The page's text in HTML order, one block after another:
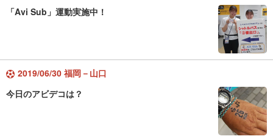
「Avi Sub」運動実施中！
2019/06/30 福岡－山口
今日のアビデコは？